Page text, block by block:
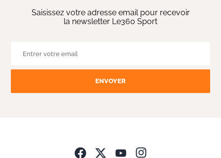
Saisissez votre adresse email pour recevoir
la newsletter Le360 Sport
ENVOYER